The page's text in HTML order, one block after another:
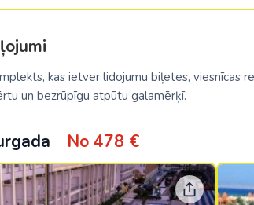
kas ietver lidojumu biļetes, viesnīcas
un bezrūpīgu atpūtu galamērķī.
No 478 €